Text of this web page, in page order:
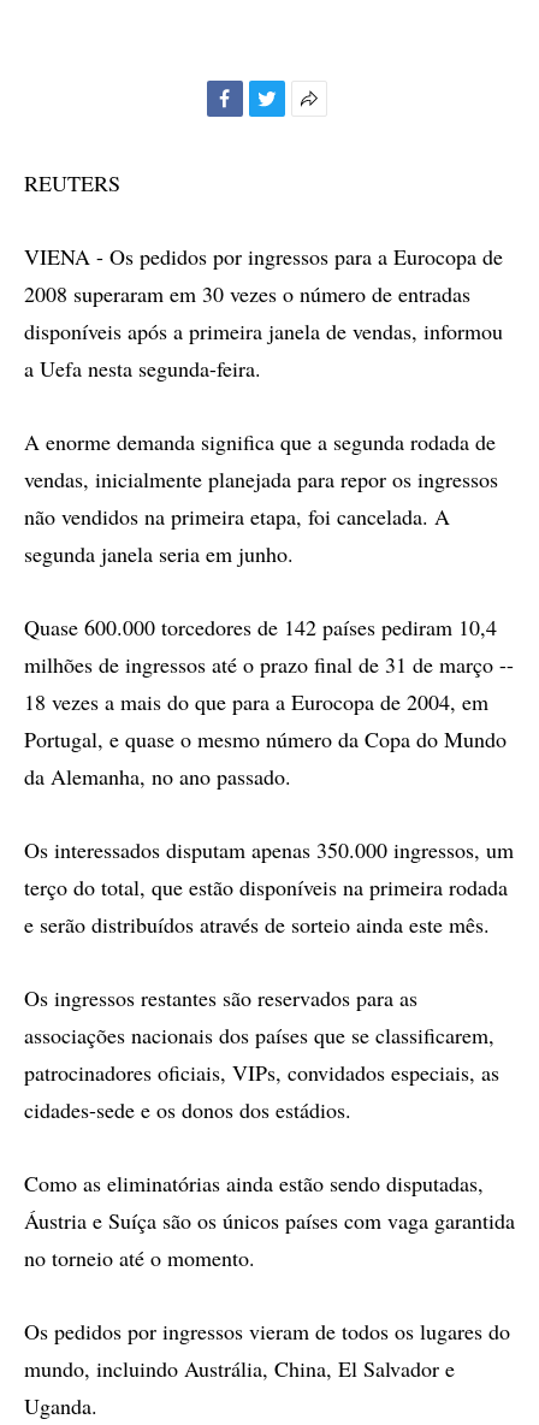
REUTERS
VIENA - Os pedidos por ingressos para a Eurocopa de
2008 superaram em 30 vezes o número de entradas
disponíveis após a primeira janela de vendas, informou
a Uefa nesta segunda-feira.
A enorme demanda significa que a segunda rodada de
vendas, inicialmente planejada para repor os ingressos
não vendidos na primeira etapa, foi cancelada. A
segunda janela seria em junho.
Quase 600.000 torcedores de 142 países pediram 10,4
milhões de ingressos até o prazo final de 31 de março --
18 vezes a mais do que para a Eurocopa de 2004, em
Portugal, e quase o mesmo número da Copa do Mundo
da Alemanha, no ano passado.
Os interessados disputam apenas 350.000 ingressos, um
terço do total, que estão disponíveis na primeira rodada
e serão distribuídos através de sorteio ainda este mês.
Os ingressos restantes são reservados para as
associações nacionais dos países que se classificarem,
patrocinadores oficiais, VIPs, convidados especiais, as
cidades-sede e os donos dos estádios.
Como as eliminatórias ainda estão sendo disputadas,
Áustria e Suíça são os únicos países com vaga garantida
no torneio até o momento.
Os pedidos por ingressos vieram de todos os lugares do
mundo, incluindo Austrália, China, El Salvador e
Uganda.